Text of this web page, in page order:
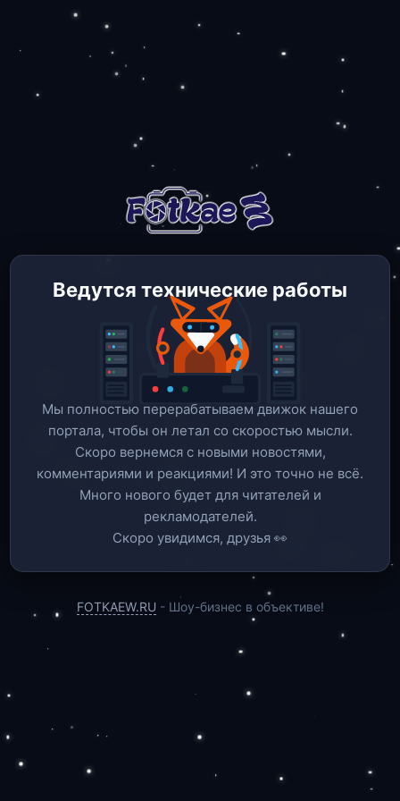
Ведутся технические работы
Мы полностью перерабатываем движок нашего
портала, чтобы он летал со скоростью мысли.
Скоро вернемся c новыми новостями,
комментариями и реакциями! И это точно не всё.
Много нового будет для читателей и
рекламодателей.
Скоро увидимся, друзья 👀
FOTKAEW.RU - Шоу-бизнес в объективе!